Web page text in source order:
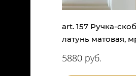
art. 157 Ручка-
латунь матовая,
5880 руб.